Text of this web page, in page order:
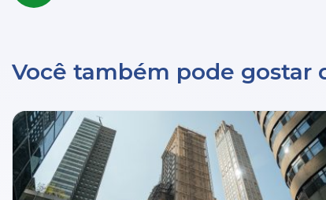
Você também pode gostar